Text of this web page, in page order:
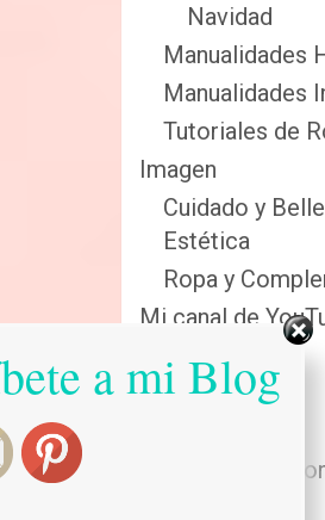
Navidad
Manualidades
Manualidades
Tutoriales de
Imagen
Cuidado y
Estética
Ropa y
Mi canal de
Sabias que…
Salud
Cuidado
a mi Blog